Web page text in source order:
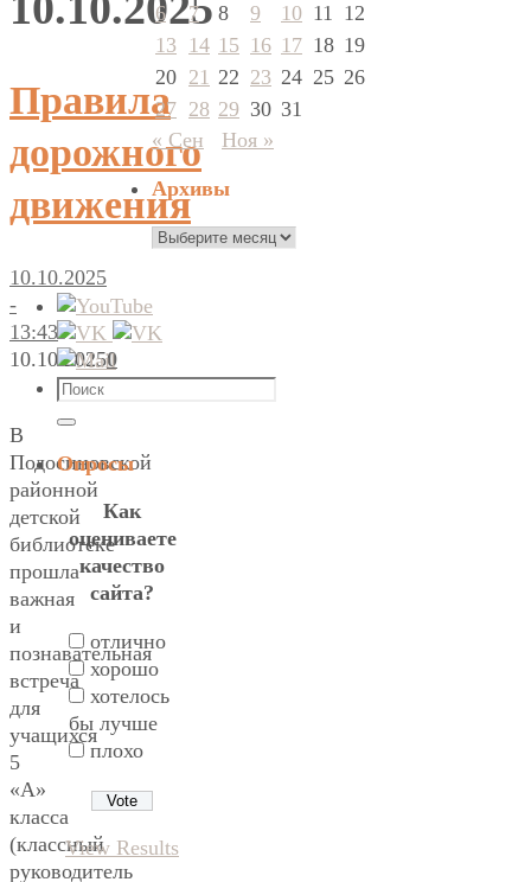
Правила
дорожного
движения
10.10.2025
-
13:43
10.10.20250
В
Подосиновской
районной
детской
библиотеке
прошла
важная
и
познавательная
встреча
для
учащихся
5
«А»
класса
(классный
руководитель
6 7 8 9 10 11 12
13
14 15 16 17 18 19
20 21 22 23 24 25 26
27 28 29 30 31
« Сен
Ноя »
Архивы
Архивы
Что
искать:
Поиск
Опросы
Как
оцениваете
качество
сайта?
отлично
хорошо
хотелось
бы лучше
плохо
View Results